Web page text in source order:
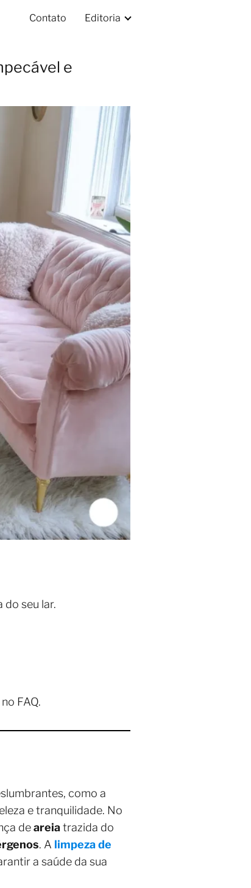
Contato Editoria
e
do seu lar.
no FAQ.
como a
e tranquilidade. No
deareiatrazida do
. A limpeza de
a saúde da sua